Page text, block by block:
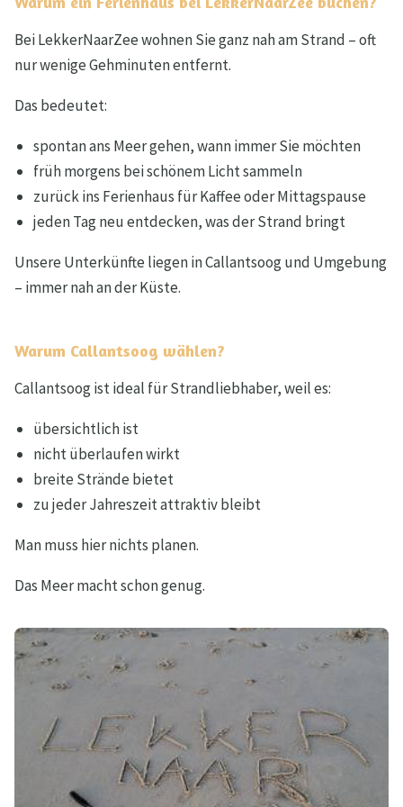
Bei LekkerNaarZee wohnen Sie ganz nah am Strand – oft
nur wenige Gehminuten entfernt.
Das bedeutet:
spontan ans Meer gehen, wann immer Sie möchten
früh morgens bei schönem Licht sammeln
zurück ins Ferienhaus für Kaffee oder Mittagspause
jeden Tag neu entdecken, was der Strand bringt
Unsere Unterkünfte liegen in Callantsoog und Umgebung
– immer nah an der Küste.
Warum Callantsoog wählen?
Callantsoog ist ideal für Strandliebhaber, weil es:
übersichtlich ist
nicht überlaufen wirkt
breite Strände bietet
zu jeder Jahreszeit attraktiv bleibt
Man muss hier nichts planen.
Das Meer macht schon genug.